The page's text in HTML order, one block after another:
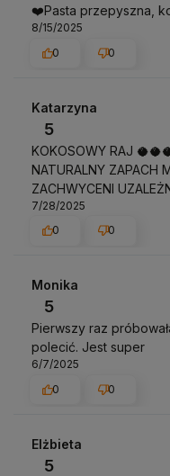
❤️Pasta przepyszna,
8/15/2025
0
0
Katarzyna
5
KOKOSOWY RAJ
NATURALNY ZAPACH
ZACHWYCENI
7/28/2025
0
0
Monika
5
Pierwszy raz
polecić. Jest super
6/7/2025
0
0
Elżbieta
5